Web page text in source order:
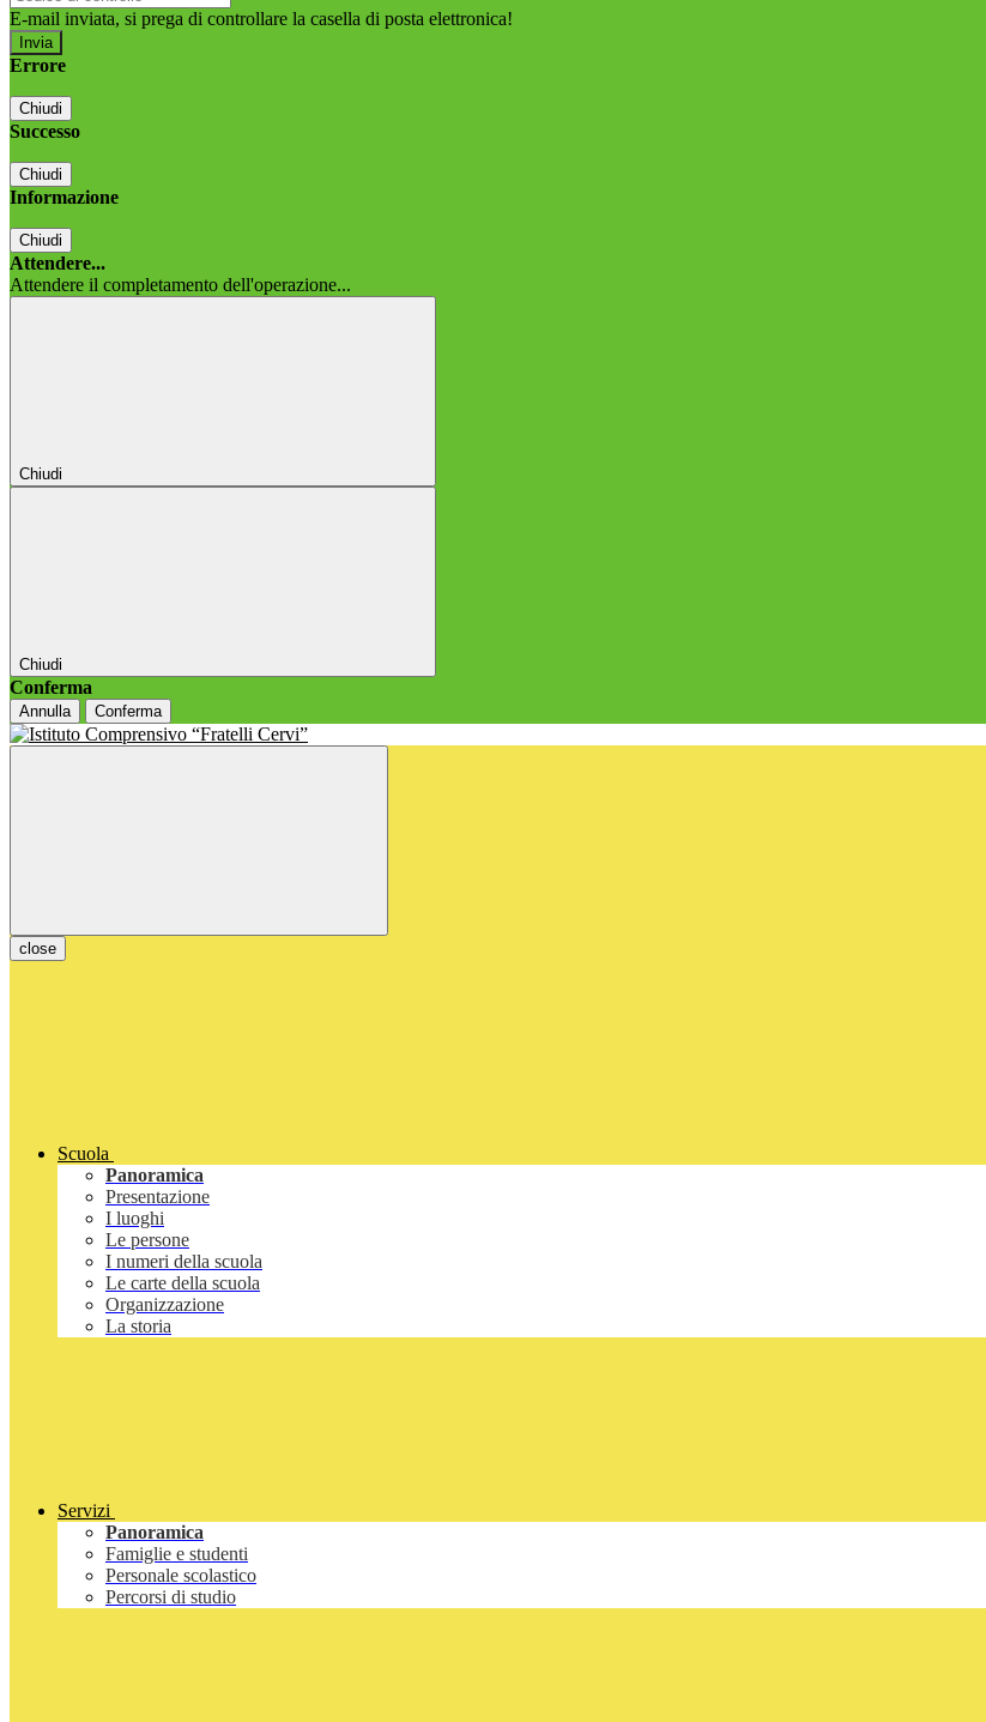
E-mail inviata, si prega di controllare la casella di posta elettronica!
Errore
Chiudi
Successo
Chiudi
Informazione
Chiudi
Attendere...
Attendere il completamento dell'operazione...
Chiudi
Chiudi
Conferma
Annulla Conferma
close
Scuola
Panoramica
Presentazione
I luoghi
Le persone
I numeri della scuola
Le carte della scuola
Organizzazione
La storia
Servizi
Panoramica
Famiglie e studenti
Personale scolastico
Percorsi di studio